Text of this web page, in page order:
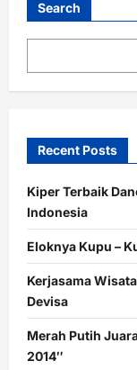
Ini
Search
Recent Posts
Kiper Terbaik
Indonesia
Eloknya Kupu –
Kerjasama
Devisa
Merah Putih
2014″